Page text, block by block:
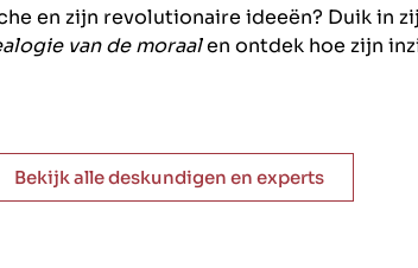
en zijn revolutionaire ideeën? Duik in
van de moraalen ontdek hoe zijn
Bekijk alle deskundigen en experts